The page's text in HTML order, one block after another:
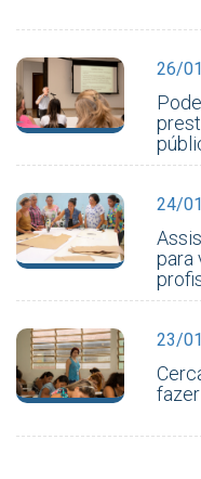
26/
24/
para
23/